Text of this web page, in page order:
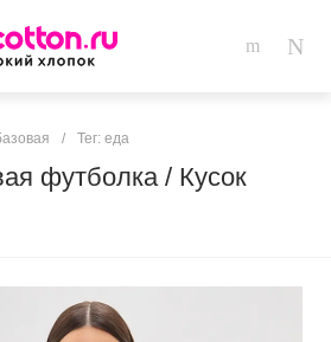
/ Тег: еда
футболка / Кусок